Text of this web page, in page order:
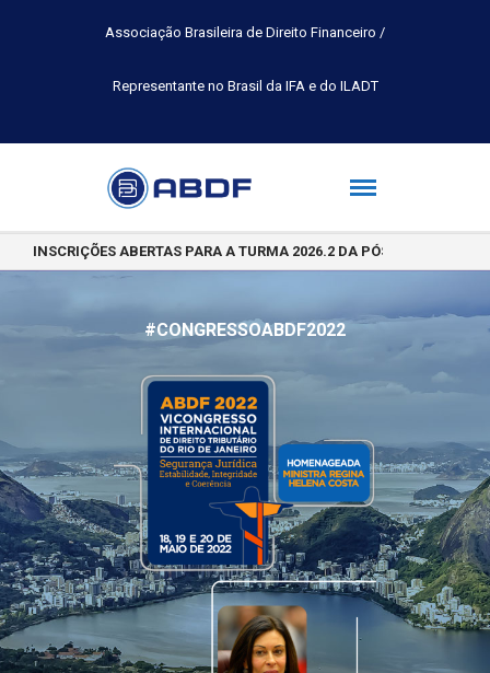
Associação Brasileira de Direito Financeiro /
Representante no Brasil da IFA e do ILADT
INSCRIÇÕES ABERTAS PARA A TURMA 2026.2 DA PÓS-
#CONGRESSOABDF2022